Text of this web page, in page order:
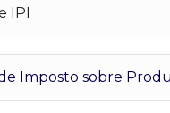
IPI
Imposto sobre